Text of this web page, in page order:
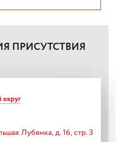
ПРИСУТСТВИЯ
Лубянка, д. 16, стр. 3